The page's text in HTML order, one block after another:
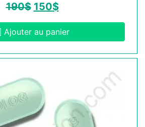
190$ 150$
Ajouter au panier